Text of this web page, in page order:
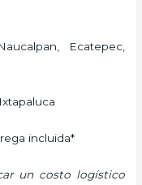
Ecatepec,
incluida*
un costo logístico